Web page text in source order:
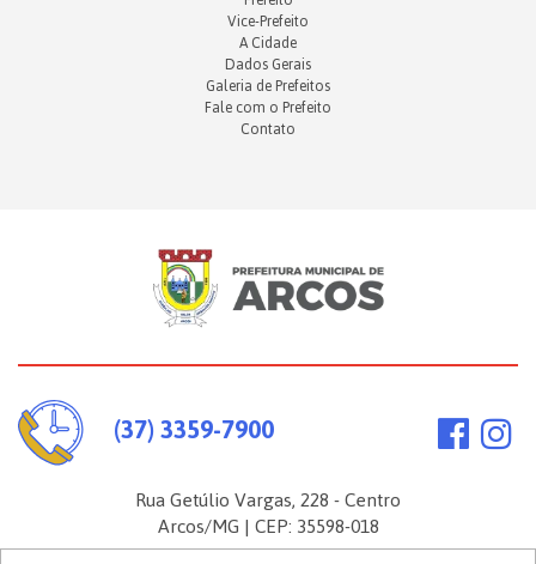
(37) 3359-7900
Rua Getúlio Vargas, 228 - Centro
Arcos/MG | CEP: 35598-018
Vice-Prefeito
A Cidade
Dados Gerais
Galeria de Prefeitos
Fale com o Prefeito
Contato